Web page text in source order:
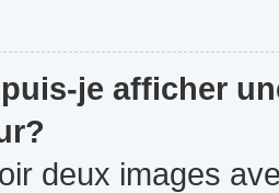
je afficher
deux images